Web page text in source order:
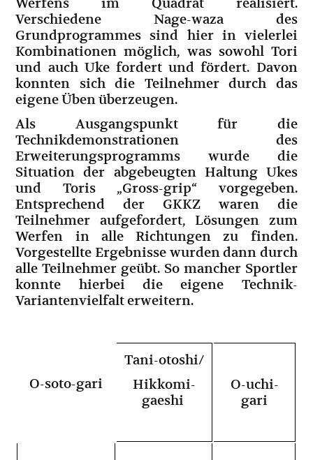
Werfens im Quadrat realisiert.
Verschiedene Nage-waza des
Grundprogrammes sind hier in vielerlei
Kombinationen möglich, was sowohl Tori
und auch Uke fordert und fördert. Davon
konnten sich die Teilnehmer durch das
eigene Üben überzeugen.
Als Ausgangspunkt für die
Technikdemonstrationen des
Erweiterungsprogramms wurde die
Situation der abgebeugten Haltung Ukes
und Toris „Gross-grip“ vorgegeben.
Entsprechend der GKKZ waren die
Teilnehmer aufgefordert, Lösungen zum
Werfen in alle Richtungen zu finden.
Vorgestellte Ergebnisse wurden dann durch
alle Teilnehmer geübt. So mancher Sportler
konnte hierbei die eigene Technik-
Variantenvielfalt erweitern.
O-soto-gari
Tani-otoshi/
Hikkomi-
gaeshi
O-uchi-
gari